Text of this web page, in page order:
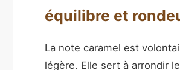
équilibre et
La note caramel est
légère. Elle sert à arrondir